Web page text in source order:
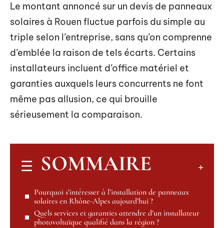
Le montant annoncé sur un devis de panneaux
solaires à Rouen fluctue parfois du simple au
triple selon l’entreprise, sans qu’on comprenne
d’emblée la raison de tels écarts. Certains
installateurs incluent d’office matériel et
garanties auxquels leurs concurrents ne font
même pas allusion, ce qui brouille
sérieusement la comparaison.
SOMMAIRE
Pourquoi s’intéresser à l’installation de panneaux
solaires en Rhône-Alpes aujourd’hui ?
Quels services et garanties attendre d’un installateur
photovoltaïque qualifié dans la région ?